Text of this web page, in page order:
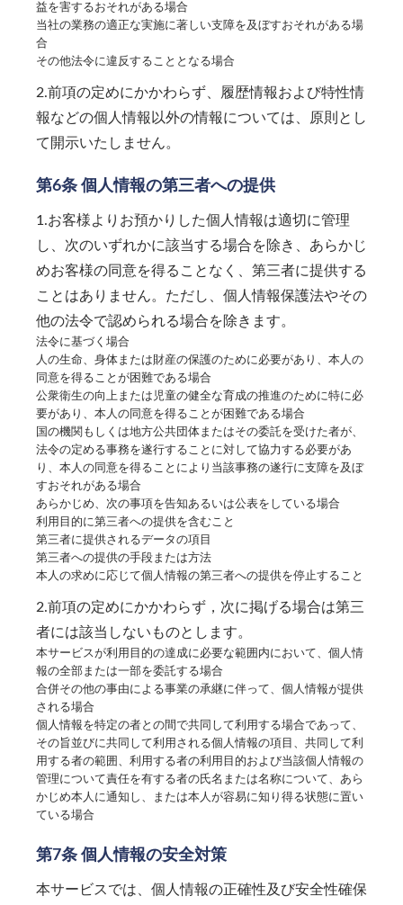
益を害するおそれがある場合
当社の業務の適正な実施に著しい支障を及ぼすおそれがある場
合
その他法令に違反することとなる場合
2.前項の定めにかかわらず、履歴情報および特性情
報などの個人情報以外の情報については、原則とし
て開示いたしません。
第6条 個人情報の第三者への提供
1.お客様よりお預かりした個人情報は適切に管理
し、次のいずれかに該当する場合を除き、あらかじ
めお客様の同意を得ることなく、第三者に提供する
ことはありません。ただし、個人情報保護法やその
他の法令で認められる場合を除きます。
法令に基づく場合
人の生命、身体または財産の保護のために必要があり、本人の
同意を得ることが困難である場合
公衆衛生の向上または児童の健全な育成の推進のために特に必
要があり、本人の同意を得ることが困難である場合
国の機関もしくは地方公共団体またはその委託を受けた者が、
法令の定める事務を遂行することに対して協力する必要があ
り、本人の同意を得ることにより当該事務の遂行に支障を及ぼ
すおそれがある場合
あらかじめ、次の事項を告知あるいは公表をしている場合
利用目的に第三者への提供を含むこと
第三者に提供されるデータの項目
第三者への提供の手段または方法
本人の求めに応じて個人情報の第三者への提供を停止すること
2.前項の定めにかかわらず，次に掲げる場合は第三
者には該当しないものとします。
本サービスが利用目的の達成に必要な範囲内において、個人情
報の全部または一部を委託する場合
合併その他の事由による事業の承継に伴って、個人情報が提供
される場合
個人情報を特定の者との間で共同して利用する場合であって、
その旨並びに共同して利用される個人情報の項目、共同して利
用する者の範囲、利用する者の利用目的および当該個人情報の
管理について責任を有する者の氏名または名称について、あら
かじめ本人に通知し、または本人が容易に知り得る状態に置い
ている場合
第7条 個人情報の安全対策
本サービスでは、個人情報の正確性及び安全性確保